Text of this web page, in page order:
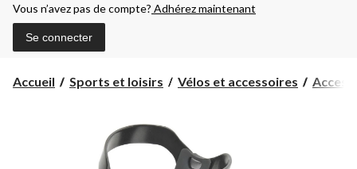
Vous n’avez pas de compte? Adhérez maintenant
Se connecter
Accueil Sports et loisirs Vélos et accessoires